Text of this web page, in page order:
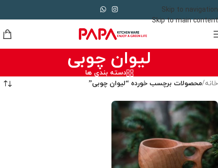
Skip to navigation
Skip to main content
لیوان چوبی
دسته بندی ها
خانه/محصولات برچسب خورده “لیوان چوبی”